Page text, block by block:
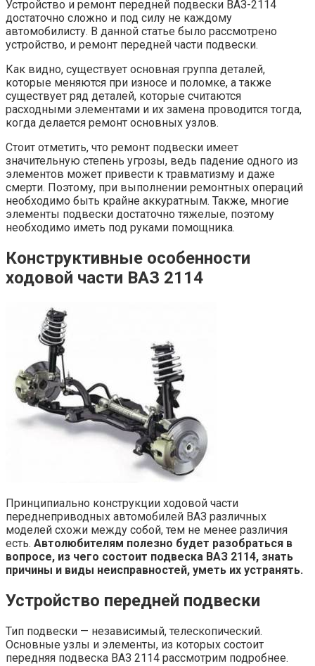
Устройство и ремонт передней подвески ВАЗ-2114
достаточно сложно и под силу не каждому
автомобилисту. В данной статье было рассмотрено
устройство, и ремонт передней части подвески.
Как видно, существует основная группа деталей,
которые меняются при износе и поломке, а также
существует ряд деталей, которые считаются
расходными элементами и их замена проводится тогда,
когда делается ремонт основных узлов.
Стоит отметить, что ремонт подвески имеет
значительную степень угрозы, ведь падение одного из
элементов может привести к травматизму и даже
смерти. Поэтому, при выполнении ремонтных операций
необходимо быть крайне аккуратным. Также, многие
элементы подвески достаточно тяжелые, поэтому
необходимо иметь под руками помощника.
Конструктивные особенности
ходовой части ВАЗ 2114
Принципиально конструкции ходовой части
переднеприводных автомобилей ВАЗ различных
моделей схожи между собой, тем не менее различия
есть. Автолюбителям полезно будет разобраться в
вопросе, из чего состоит подвеска ВАЗ 2114, знать
причины и виды неисправностей, уметь их устранять.
Устройство передней подвески
Тип подвески — независимый, телескопический.
Основные узлы и элементы, из которых состоит
передняя подвеска ВАЗ 2114 рассмотрим подробнее.